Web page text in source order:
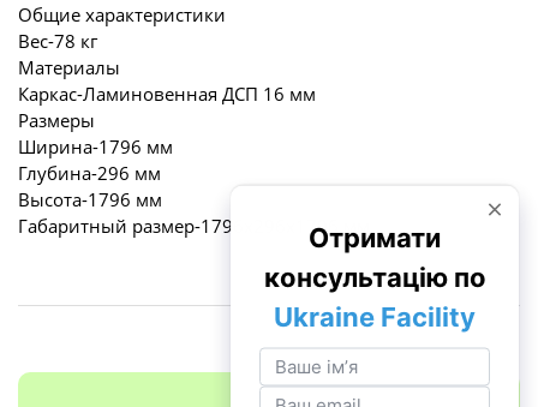
Общие характеристики
Вес-78 кг
Материалы
Каркас-Ламиновенная ДСП 16 мм
Размеры
Ширина-1796 мм
Глубина-296 мм
Высота-1796 мм
Габаритный размер-1796x296x1796 мм